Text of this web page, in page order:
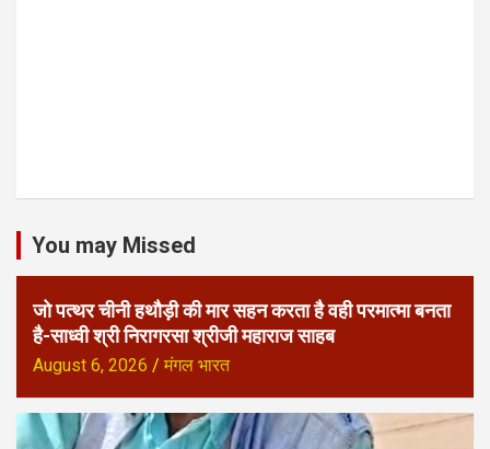
You may Missed
जो पत्थर चीनी हथौड़ी की मार सहन करता है वही परमात्मा बनता
है-साध्वी श्री निरागरसा श्रीजी महाराज साहब
August 6, 2026 मंगल भारत